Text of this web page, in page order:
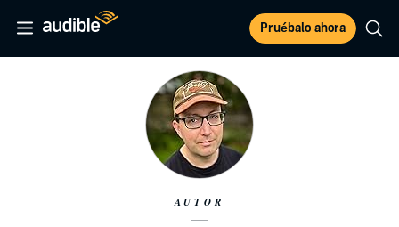
Pruébalo ahora
AUTOR